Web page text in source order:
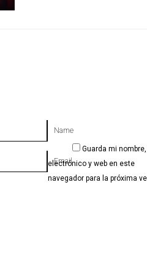
Name
Email
Guarda mi
electrónico y web en este
navegador para la próxima